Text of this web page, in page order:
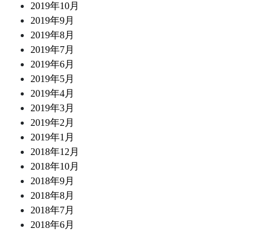
2019年10月
2019年9月
2019年8月
2019年7月
2019年6月
2019年5月
2019年4月
2019年3月
2019年2月
2019年1月
2018年12月
2018年10月
2018年9月
2018年8月
2018年7月
2018年6月